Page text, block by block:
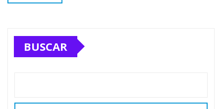
BUSCAR